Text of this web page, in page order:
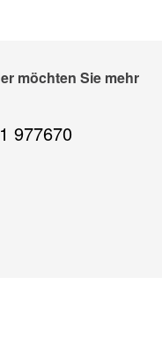
möchten Sie mehr
977670